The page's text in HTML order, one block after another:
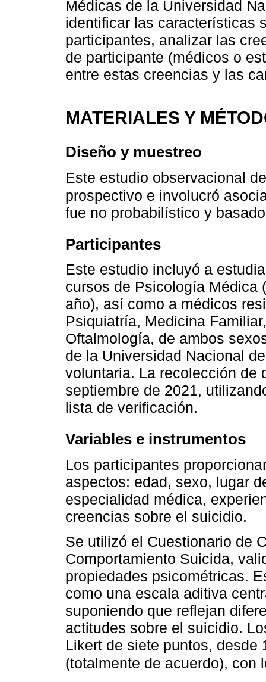
Médicas de la Universidad
identificar las características
participantes, analizar las
de participante (médicos o
entre estas creencias y las
MATERIALES Y
Diseño y muestreo
Este estudio observacional
prospectivo e involucró
fue no probabilístico y
Participantes
Este estudio incluyó a
cursos de Psicología Médica
año), así como a médicos
Psiquiatría, Medicina
Oftalmología, de ambos
de la Universidad Nacional
voluntaria. La recolección de
septiembre de 2021,
lista de verificación.
Variables e instrumentos
Los participantes
aspectos: edad, sexo, lugar
especialidad médica,
creencias sobre el suicidio.
Se utilizó el Cuestionario de
Comportamiento Suicida,
propiedades psicométricas.
como una escala aditiva
suponiendo que reflejan
actitudes sobre el suicidio.
Likert de siete puntos, desde
(totalmente de acuerdo), con